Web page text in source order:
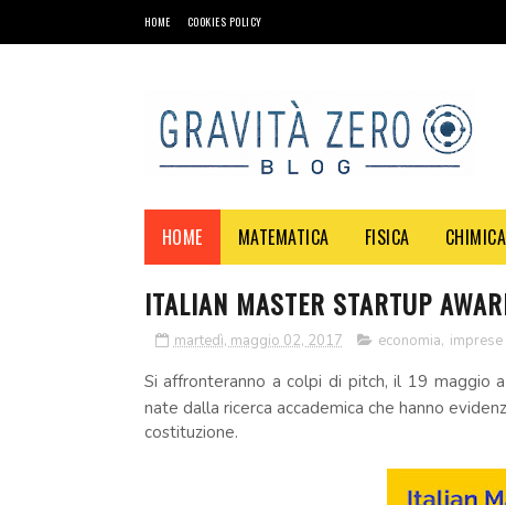
HOME COOKIES POLICY
HOME MATEMATICA FISICA CHIMICA
ITALIAN MASTER STARTUP
martedì, maggio 02, 2017 economia, imprese
Si affronteranno a colpi di pitch, il 19 maggio
nate dalla ricerca accademica che hanno
costituzione.